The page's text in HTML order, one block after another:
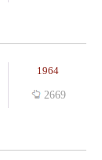
1964
2669